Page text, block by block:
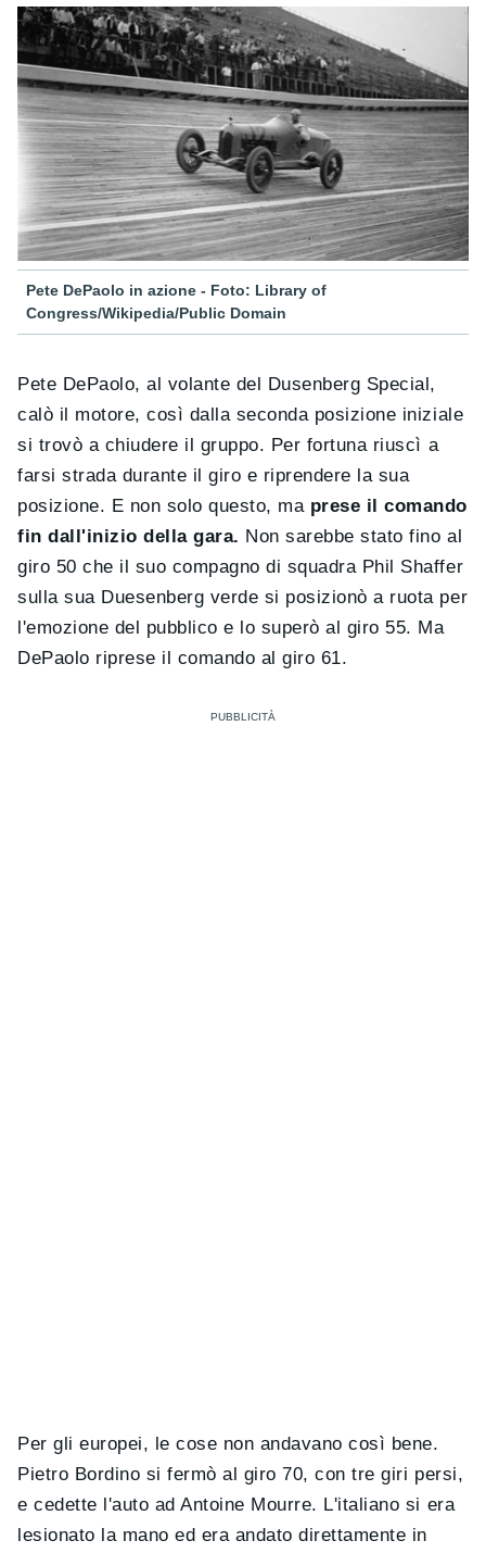
Pete DePaolo in azione - Foto: Library of
Congress/Wikipedia/Public Domain
Pete DePaolo, al volante del Dusenberg Special,
calò il motore, così dalla seconda posizione iniziale
si trovò a chiudere il gruppo. Per fortuna riuscì a
farsi strada durante il giro e riprendere la sua
posizione. E non solo questo, ma prese il comando
fin dall'inizio della gara. Non sarebbe stato fino al
giro 50 che il suo compagno di squadra Phil Shaffer
sulla sua Duesenberg verde si posizionò a ruota per
l'emozione del pubblico e lo superò al giro 55. Ma
DePaolo riprese il comando al giro 61.
Per gli europei, le cose non andavano così bene.
Pietro Bordino si fermò al giro 70, con tre giri persi,
e cedette l'auto ad Antoine Mourre. L'italiano si era
lesionato la mano ed era andato direttamente in